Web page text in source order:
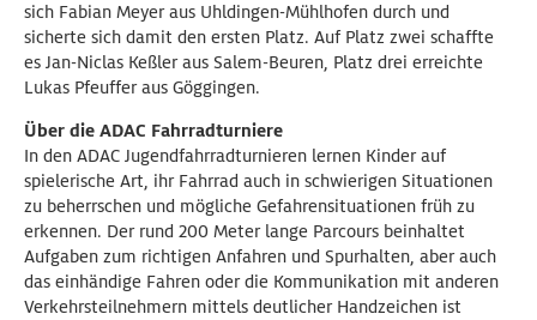
sich Fabian Meyer aus Uhldingen-Mühlhofen durch und
sicherte sich damit den ersten Platz. Auf Platz zwei schaffte
es Jan-Niclas Keßler aus Salem-Beuren, Platz drei erreichte
Lukas Pfeuffer aus Göggingen.
Über die ADAC Fahrradturniere
In den ADAC Jugendfahrradturnieren lernen Kinder auf
spielerische Art, ihr Fahrrad auch in schwierigen Situationen
zu beherrschen und mögliche Gefahrensituationen früh zu
erkennen. Der rund 200 Meter lange Parcours beinhaltet
Aufgaben zum richtigen Anfahren und Spurhalten, aber auch
das einhändige Fahren oder die Kommunikation mit anderen
Verkehrsteilnehmern mittels deutlicher Handzeichen ist